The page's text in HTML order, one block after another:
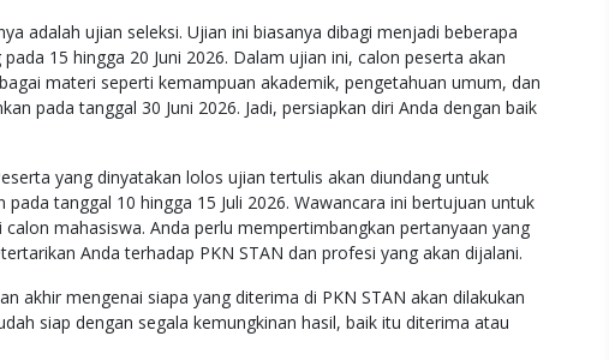
adalah ujian seleksi. Ujian ini biasanya dibagi menjadi beberapa
15 hingga 20 Juni 2026. Dalam ujian ini, calon peserta akan
materi seperti kemampuan akademik, pengetahuan umum, dan
pada tanggal 30 Juni 2026. Jadi, persiapkan diri Anda dengan baik
yang dinyatakan lolos ujian tertulis akan diundang untuk
tanggal 10 hingga 15 Juli 2026. Wawancara ini bertujuan untuk
mahasiswa. Anda perlu mempertimbangkan pertanyaan yang
Anda terhadap PKN STAN dan profesi yang akan dijalani.
akhir mengenai siapa yang diterima di PKN STAN akan dilakukan
siap dengan segala kemungkinan hasil, baik itu diterima atau